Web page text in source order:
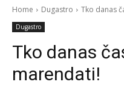
Home Dugastro Tko danas
Dugastro
Tko danas
marendati!